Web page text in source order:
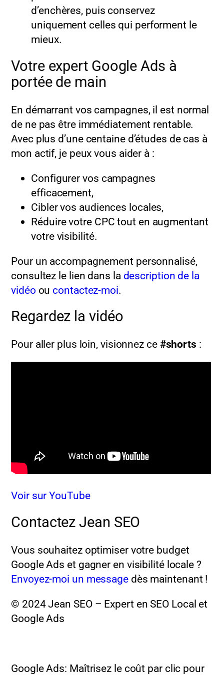
d’enchères, puis conservez
uniquement celles qui performent le
mieux.
Votre expert Google Ads à
portée de main
En démarrant vos campagnes, il est normal
de ne pas être immédiatement rentable.
Avec plus d’une centaine d’études de cas à
mon actif, je peux vous aider à :
Configurer vos campagnes
efficacement,
Cibler vos audiences locales,
Réduire votre CPC tout en augmentant
votre visibilité.
Pour un accompagnement personnalisé,
consultez le lien dans la description de la
vidéo ou contactez-moi.
Regardez la vidéo
Pour aller plus loin, visionnez ce #shorts :
Voir sur YouTube
Contactez Jean SEO
Vous souhaitez optimiser votre budget
Google Ads et gagner en visibilité locale ?
Envoyez-moi un messagedès maintenant !
© 2024 Jean SEO – Expert en SEO Local et
Google Ads
Google Ads: Maîtrisez le coût par clic pour